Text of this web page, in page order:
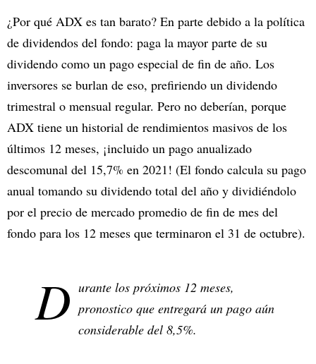
¿Por qué ADX es tan barato? En parte debido a la política
de dividendos del fondo: paga la mayor parte de su
dividendo como un pago especial de fin de año. Los
inversores se burlan de eso, prefiriendo un dividendo
trimestral o mensual regular. Pero no deberían, porque
ADX tiene un historial de rendimientos masivos de los
últimos 12 meses, ¡incluido un pago anualizado
descomunal del 15,7% en 2021! (El fondo calcula su pago
anual tomando su dividendo total del año y dividiéndolo
por el precio de mercado promedio de fin de mes del
fondo para los 12 meses que terminaron el 31 de octubre).
D urante los próximos 12 meses,
pronostico que entregará un pago aún
considerable del 8,5%.